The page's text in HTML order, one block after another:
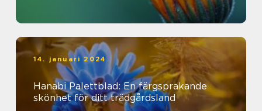
14. januari 2024
Hanabi Palettblad: En färgsprakande
skönhet för ditt trädgårdsland